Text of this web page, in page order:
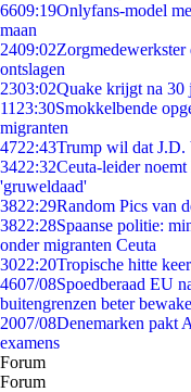
6609:19Onlyfans-model
maan
2409:02Zorgmedewerkster
ontslagen
2303:02Quake krijgt na 30
11 23:30Smokkelbende
migranten
4722:43Trump wil dat J.D.
3422:32Ceuta-leider
'gruweldaad'
3822:29Random Pics van
3822:28Spaanse politie:
onder migranten Ceuta
3022:20Tropische hitte
4607/08Spoedberaad EU
buitengrenzen beter
2007/08Denemarken pakt
examens
Forum
Forum